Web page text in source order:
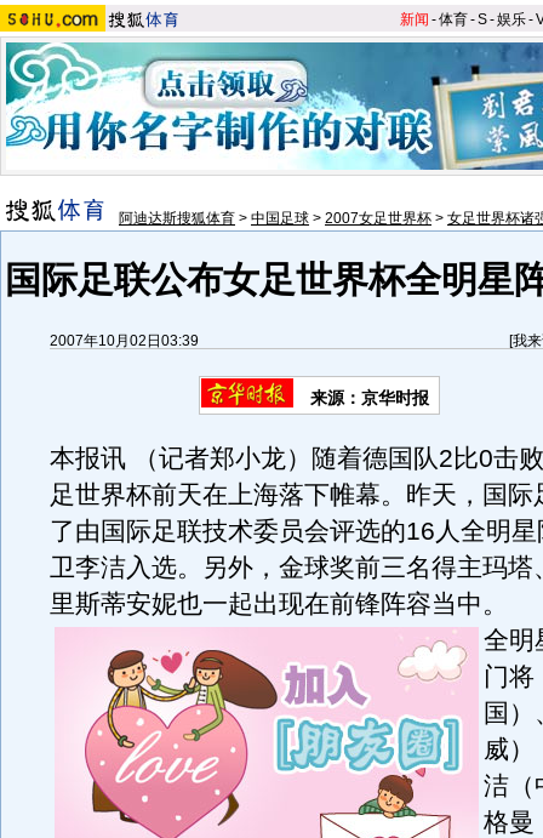
新闻 -体育-S-娱乐-
阿迪达斯搜狐体育 > 中国足球 > 2007女足世界杯 > 女足世界杯诸
国际足联公布女足世界杯全明星
2007年10月02日03:39 [我
来源：京华时报
本报讯 （记者郑小龙）随着德国队2比0击
足世界杯前天在上海落下帷幕。昨天，国际
了由国际足联技术委员会评选的16人全明
卫李洁入选。另外，金球奖前三名得主玛塔
里斯蒂安妮也一起出现在前锋阵容当中。
全
门将
国
威
洁（
格曼